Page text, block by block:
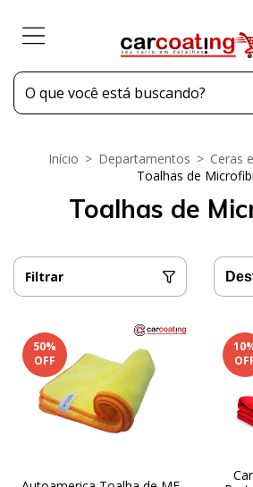
Início > Departamentos > Ceras
Toalhas de
Toalhas de
Filtrar
50%
OFF
10